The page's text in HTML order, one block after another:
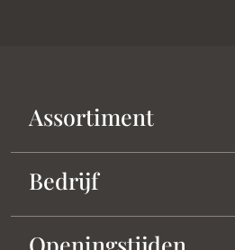
Assortiment
Bedrijf